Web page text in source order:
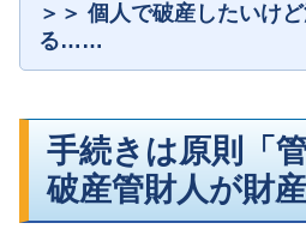
個人で破産したいけ
る……
手続きは原則「
破産管財人が財